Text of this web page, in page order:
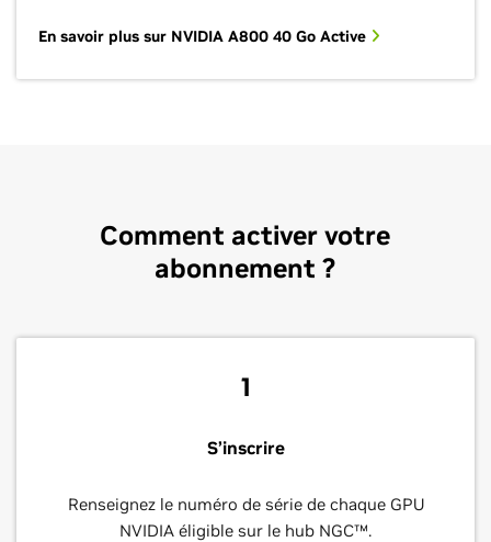
En savoir plus sur NVIDIA A800 40 Go Active
Comment activer votre
abonnement ?
1
S’inscrire
Renseignez le numéro de série de chaque GPU
NVIDIA éligible sur le hub NGC™.